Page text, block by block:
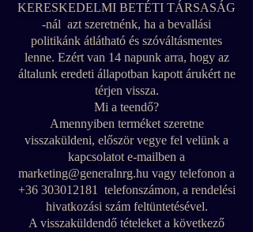
KERESKEDELMI BETÉTI TÁRSASÁG
-nál azt szeretnénk, ha a bevallási
politikánk átlátható és szóváltásmentes
lenne. Ezért van 14 napunk arra, hogy az
általunk eredeti állapotban kapott árukért ne
térjen vissza.
Mi a teendő?
Amennyiben terméket szeretne
visszaküldeni, először vegye fel velünk a
kapcsolatot e-mailben a
marketing@generalnrg.hu vagy telefonon a
+36 303012181
telefonszámon, a rendelési
hivatkozási szám feltüntetésével.
A visszaküldendő tételeket a következő